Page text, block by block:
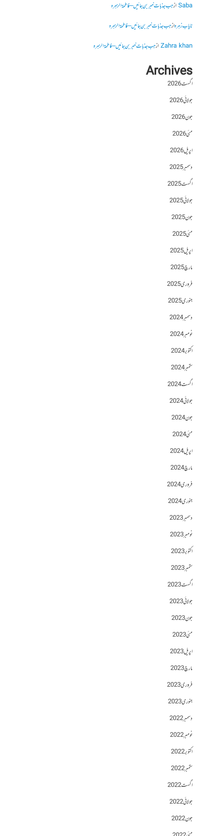
Sabaازجب جذبات خبر بن جائیں – فاطمۃالزہرہ
نایاب زہرہازجب جذبات خبر بن جائیں – فاطمۃالزہرہ
Zahra khanازجب جذبات خبر بن جائیں – فاطمۃالزہرہ
Archives
اگست 2026
جولائی 2026
جون 2026
مئی 2026
اپریل 2026
دسمبر 2025
اگست 2025
جولائی 2025
جون 2025
مئی 2025
اپریل 2025
مارچ 2025
فروری 2025
جنوری 2025
دسمبر 2024
نومبر 2024
اکتوبر 2024
ستمبر 2024
اگست 2024
جولائی 2024
جون 2024
مئی 2024
اپریل 2024
مارچ 2024
فروری 2024
جنوری 2024
دسمبر 2023
نومبر 2023
اکتوبر 2023
ستمبر 2023
اگست 2023
جولائی 2023
جون 2023
مئی 2023
اپریل 2023
مارچ 2023
فروری 2023
جنوری 2023
دسمبر 2022
نومبر 2022
اکتوبر 2022
ستمبر 2022
اگست 2022
جولائی 2022
جون 2022